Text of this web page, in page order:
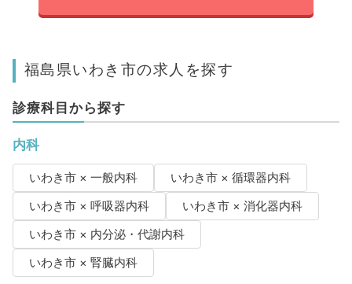
福島県いわき市の求人を探す
診療科目から探す
内科
いわき市 × 一般内科
いわき市 × 循環器内科
いわき市 × 呼吸器内科
いわき市 × 消化器内科
いわき市 × 内分泌・代謝内科
いわき市 × 腎臓内科